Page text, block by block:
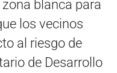
blanca para
los vecinos
al riesgo de
de Desarrollo